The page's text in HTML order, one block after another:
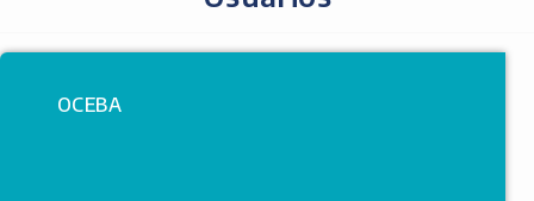
OCEBA